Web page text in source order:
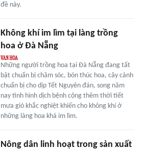
đề này.
Không khí im lìm tại làng trồng
hoa ở Đà Nẵng
Những người trồng hoa tại Đà Nẵng đang tất
bật chuẩn bị chăm sóc, bón thúc hoa, cây cảnh
chuẩn bị cho dịp Tết Nguyên đán, song năm
nay tình hình dịch bệnh cộng thêm thời tiết
mưa gió khắc nghiệt khiến cho không khí ở
những làng hoa khá im lìm.
Nông dân linh hoạt trong sản xuất